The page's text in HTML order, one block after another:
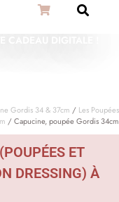
Gordis 34 & 37cm / Les Poupées
/ Capucine, poupée Gordis 34cm
ET
DRESSING) À